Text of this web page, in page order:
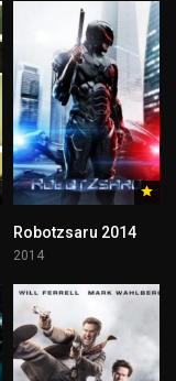
Robotzsaru 2014
2014